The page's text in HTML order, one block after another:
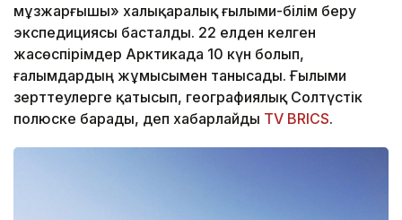
мұзжарғышы» халықаралық ғылыми-білім беру
экспедициясы басталды. 22 елден келген
жасөспірімдер Арктикада 10 күн болып,
ғалымдардың жұмысымен танысады. Ғылыми
зерттеулерге қатысып, географиялық Солтүстік
полюске барады, деп хабарлайды TV BRICS.